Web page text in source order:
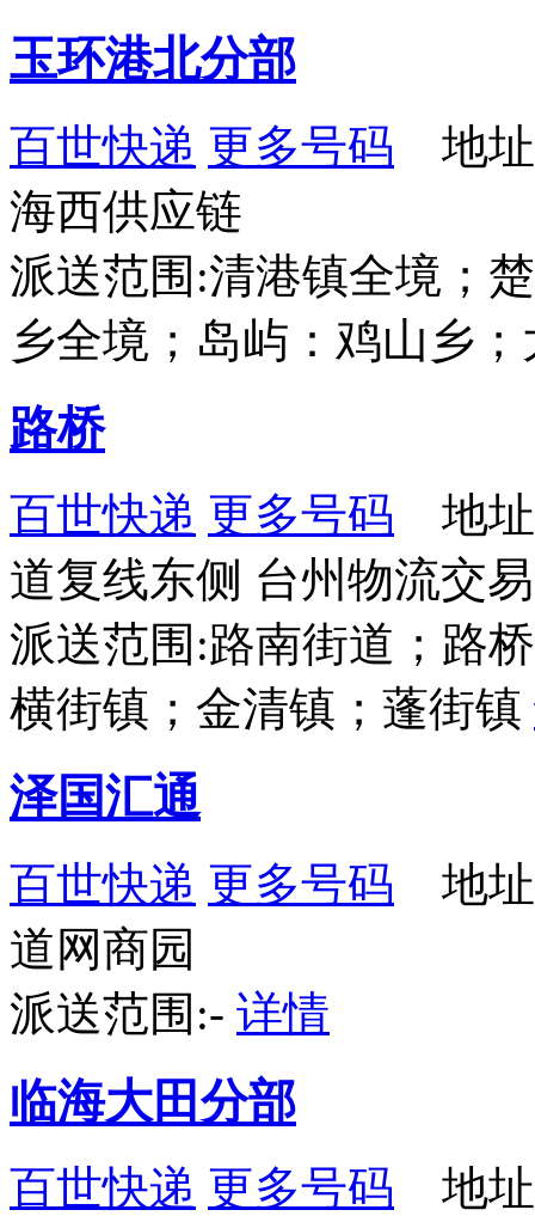
玉环港北分部
百世快递 更多号码 地址
海西供应链
派送范围:清港镇全境；
乡全境；岛屿：鸡山乡
路桥
百世快递 更多号码 地址
道复线东侧 台州物流交
派送范围:路南街道；路
横街镇；金清镇；蓬街镇
泽国汇通
百世快递 更多号码 地址
道网商园
派送范围:- 详情
临海大田分部
百世快递 更多号码 地址